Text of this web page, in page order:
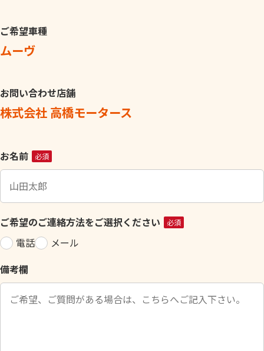
ご希望車種
ムーヴ
お問い合わせ店舗
株式会社 高橋モータース
こ
の
ィ
ー
ル
ド
空
の
お名前 必須
ご希望のご連絡方法をご選択ください 必須
電話
メール
備考欄